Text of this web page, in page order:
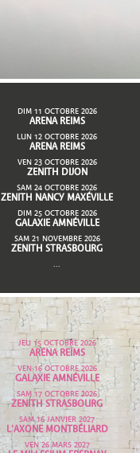
DIM 11 OCTOBRE 2026
ARENA REIMS
LUN 12 OCTOBRE 2026
ARENA REIMS
VEN 23 OCTOBRE 2026
ZENITH DIJON
SAM 24 OCTOBRE 2026
ZENITH NANCY MAXÉVILLE
DIM 25 OCTOBRE 2026
GALAXIE AMNÉVILLE
SAM 21 NOVEMBRE 2026
ZENITH STRASBOURG
...
JEU 15 OCTOBRE 2026
ARENA REIMS
VEN 16 OCTOBRE 2026
GALAXIE AMNÉVILLE
SAM 17 OCTOBRE 2026
ZENITH STRASBOURG
SAM 16 JANVIER 2027
L'AXONE MONTBÉLIARD
VEN 26 MARS 2027